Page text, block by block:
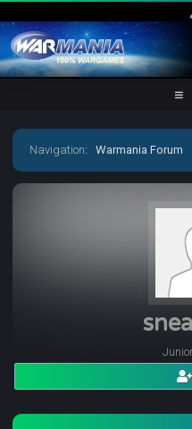
Navigation:Warmania Forum